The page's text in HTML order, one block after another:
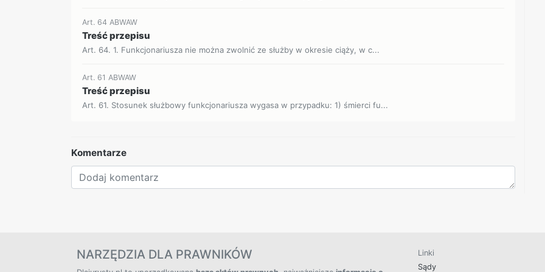
Art. 64 ABWAW
Treść przepisu
Art. 64. 1. Funkcjonariusza nie można zwolnić ze służby w okresie ciąży, w c...
Art. 61 ABWAW
Treść przepisu
Art. 61. Stosunek służbowy funkcjonariusza wygasa w przypadku: 1) śmierci fu...
Komentarze
NARZĘDZIA DLA PRAWNIKÓW
Linki
Sądy